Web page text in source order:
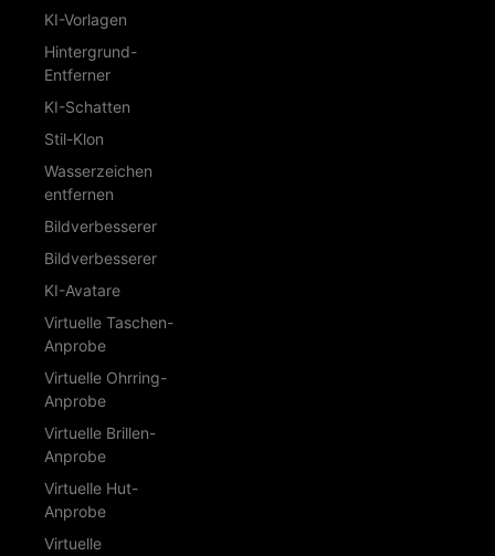
KI-Vorlagen
Hintergrund-
Entferner
KI-Schatten
Stil-Klon
Wasserzeichen
entfernen
Bildverbesserer
Bildverbesserer
KI-Avatare
Virtuelle Taschen-
Anprobe
Virtuelle Ohrring-
Anprobe
Virtuelle Brillen-
Anprobe
Virtuelle Hut-
Anprobe
Virtuelle